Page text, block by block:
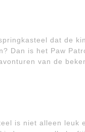
dat de
Dan is het Paw
van de
is niet alleen leuk